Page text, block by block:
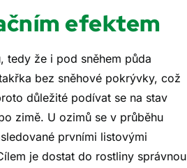
efektem
tedy že i pod sněhem půda
bez sněhové pokrývky, což
důležité podívat se na stav
zimě. U ozimů se v průběhu
prvními listovými
je dostat do rostliny správnou